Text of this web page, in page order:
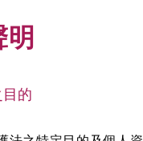
明
的